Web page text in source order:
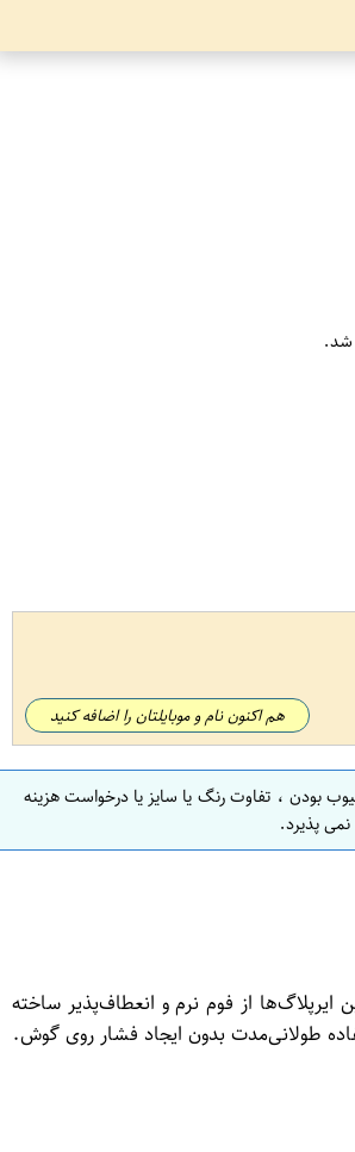
شد.
هم اکنون نام و موبایلتان را اضافه کنید
بودن ، تفاوت رنگ یا سایز یا درخواست هزینه
پذیرد.
از فوم نرم و انعطاف‌پذیر ساخته
مزاحم تا ۳۲ دسی‌بل. طراحی ارگونومیک: راحتی در استفاده طولانی‌مدت بدون ایجاد فشار روی گوش.